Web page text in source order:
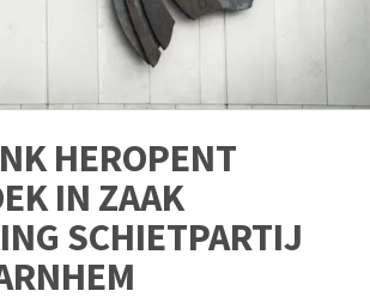
HEROPENT
IN ZAAK
SCHIETPARTIJ